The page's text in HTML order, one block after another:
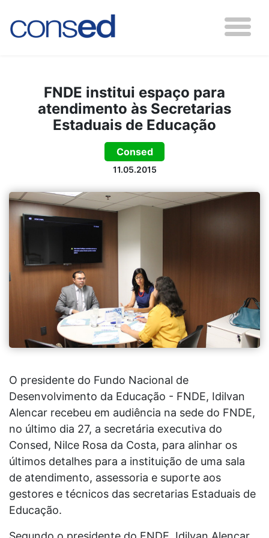
FNDE institui espaço para
atendimento às Secretarias
Estaduais de Educação
Consed
11.05.2015
O presidente do Fundo Nacional de
Desenvolvimento da Educação - FNDE, Idilvan
Alencar recebeu em audiência na sede do FNDE,
no último dia 27, a secretária executiva do
Consed, Nilce Rosa da Costa, para alinhar os
últimos detalhes para a instituição de uma sala
de atendimento, assessoria e suporte aos
gestores e técnicos das secretarias Estaduais de
Educação.